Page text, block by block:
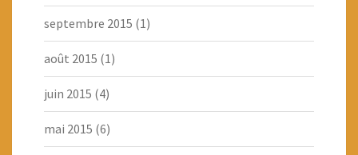
septembre 2015 (1)
août 2015 (1)
juin 2015 (4)
mai 2015 (6)